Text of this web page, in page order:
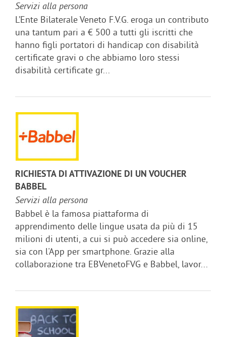
Servizi alla persona
L’Ente Bilaterale Veneto F.V.G. eroga un contributo
una tantum pari a € 500 a tutti gli iscritti che
hanno figli portatori di handicap con disabilità
certificate gravi o che abbiamo loro stessi
disabilità certificate gr...
RICHIESTA DI ATTIVAZIONE DI UN VOUCHER
BABBEL
Servizi alla persona
Babbel è la famosa piattaforma di
apprendimento delle lingue usata da più di 15
milioni di utenti, a cui si può accedere sia online,
sia con l'App per smartphone. Grazie alla
collaborazione tra EBVenetoFVG e Babbel, lavor...